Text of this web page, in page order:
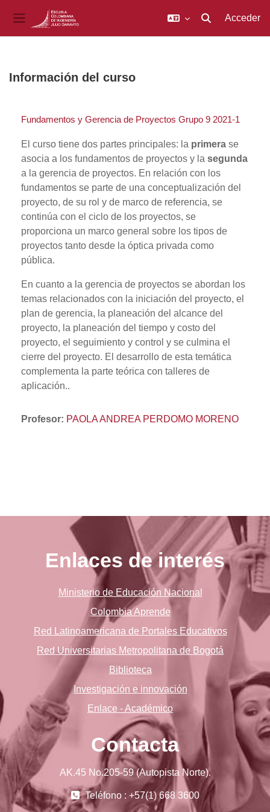
Panel lateral Selector de
Acceder
Información del curso
Fundamentos y Gerencia de Proyectos Grupo 9 2021-1
El curso tiene dos partes principales: la primera se
asocia a los fundamentos de proyectos y la segunda
a la gerencia de proyectos. En relación con los
fundamentos se parte de una conceptualización del
proyecto, de su rol y de marco de referencia, se
continúa con el ciclo de los proyectos, se
proporciona un marco general sobre los tipos de
proyectos tanto desde la óptica privada como
pública.
En cuanto a la gerencia de proyectos se abordan los
temas relacionados con la iniciación del proyecto, el
plan de gerencia, la planeación del alcance del
proyecto, la planeación del tiempo y costo del
proyecto, el seguimiento y control y se culmina el
cierre del proyecto. El desarrollo de esta temática
complementa la parte teórica con talleres de
aplicación..
Profesor: PAOLA ANDREA PERDOMO MORENO
Enlaces de interés
Ministerio de Educación Nacional
Colombia Aprende
Red Latinoamericana de Portales Educativos
Red Universitarias Metropolitana de Bogotá
Biblioteca
Investigación e innovación
Enlace - Académico
Contacta
AK.45 No.205-59 (Autopista Norte).
Teléfono : +57(1) 668 3600